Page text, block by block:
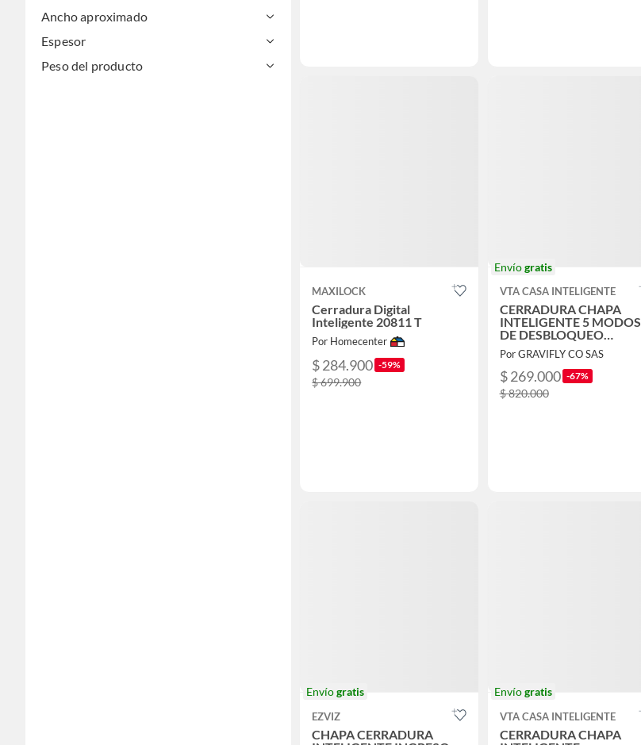
Ancho aproximado
Espesor
Peso del producto
MAXILOCK
Cerradura Digital
Inteligente 20811 T
Por Homecenter
$ 284.900 -59%
$ 699.900
Envíogratis
VTA CASA INTELIGENTE
CERRADURA CHAPA
INTELIGENTE 5 MODOS
DE DESBLOQUEO
MODELO 2026 TOP
Por GRAVIFLY CO SAS
$ 269.000 -67%
$ 820.000
Envíogratis
EZVIZ
CHAPA CERRADURA
Envíogratis
VTA CASA INTELIGENTE
CERRADURA CHAPA